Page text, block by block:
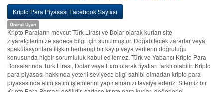
Kripto Para Piyasası Facebook Sayfası
Önemli Uyarı
Kripto Paraların mevcut Türk Lirası ve Dolar olarak kurları site
ziyaretçilerimize sadece bilgi için sunulmuştur. Doğabilecek zararlar veya
spekülasyonlara ilişkin herhangi bir kayıp veya verilerin doğruluğu
konusunda hiçbir sorumluluk kabul edilemez. Türk ve Yabancı Kripto Para
Borsalarında Türk Lirası, Dolar veya Euro olarak fiyatları farklı olabilir. Kripto
para piyasası hakkında yeterli seviyede bilgi sahibi olmadan kripto para
piyasasında alım satım işlemlerini yapmamanızı tavsiye ederiz. Sitemiz bir